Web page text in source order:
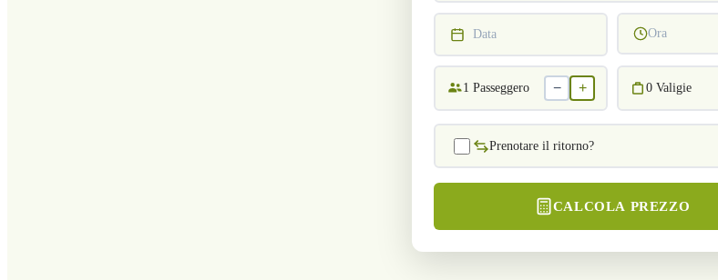
Data Ora
1 Passeggero − + 0 Valigie
Prenotare il ritorno?
CALCOLA PREZZO